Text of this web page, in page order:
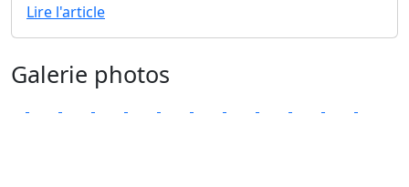
Lire l'article
Galerie photos